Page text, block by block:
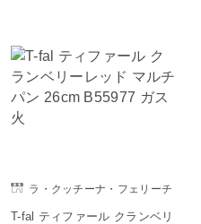
ラ・クッチーナ・フェリーチ
T-fal ティファール クランベリ